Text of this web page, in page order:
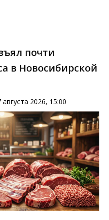
почти
в Новосибирской
августа 2026, 15:00